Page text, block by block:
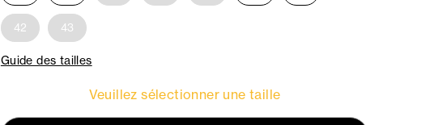
42 43
Guide des tailles
Veuillez sélectionner une taille